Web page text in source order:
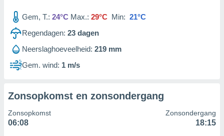
Gem, T.: 24°C Max.: 29°C Min: 21°C
Regendagen: 23 dagen
Neerslaghoeveelheid: 219 mm
Gem. wind: 1 m/s
Zonsopkomst en zonsondergang
Zonsopkomst
06:08
Zonsondergang
18:15